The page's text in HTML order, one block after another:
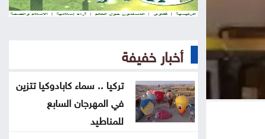
أولى رحلات طيران الجزيرة الكويتية
الأمانة تبدأ الأحد أعمال تعبيد في
منطقة زهران
ضبط اعتداءات جديدة على المياه في
أخبار خفيفة
تركيا .. سماء كابادوكيا تتزين
في المهرجان السابع
للمناطيد